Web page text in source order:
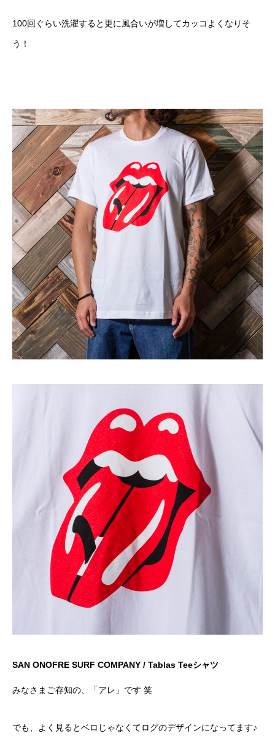
100回ぐらい洗濯すると更に風合いが増してカッコよくなりそ
う！
SAN ONOFRE SURF COMPANY / Tablas Teeシャツ
みなさまご存知の、「アレ」です 笑
でも、よく見るとベロじゃなくてログのデザインになってます♪